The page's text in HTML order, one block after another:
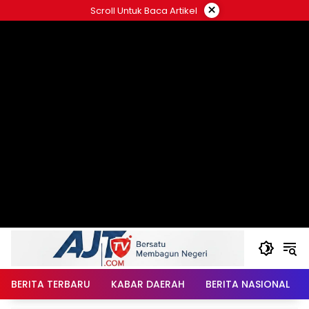
ke
Scroll Untuk Baca Artikel ×
BERITA TERBARU KABAR DAERAH BERITA NASIONAL